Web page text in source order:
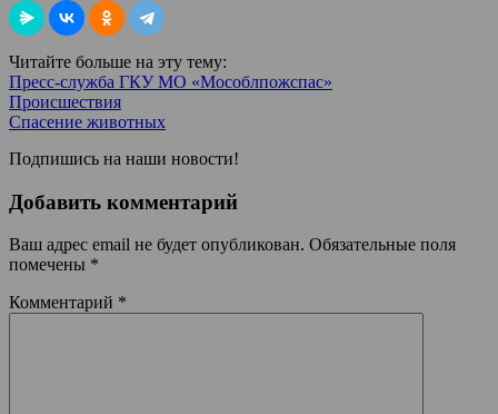
Читайте больше на эту тему:
Пресс-служба ГКУ МО «Мособлпожспас»
Происшествия
Спасение животных
Подпишись на наши новости!
Добавить комментарий
Ваш адрес email не будет опубликован. Обязательные поля
помечены *
Комментарий *